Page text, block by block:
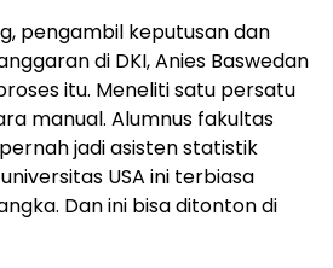
pengambil keputusan dan
di DKI, Anies Baswedan
itu. Meneliti satu persatu
manual. Alumnus fakultas
jadi asisten statistik
USA ini terbiasa
Dan ini bisa ditonton di